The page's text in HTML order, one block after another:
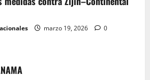
marzo 19, 2026 0